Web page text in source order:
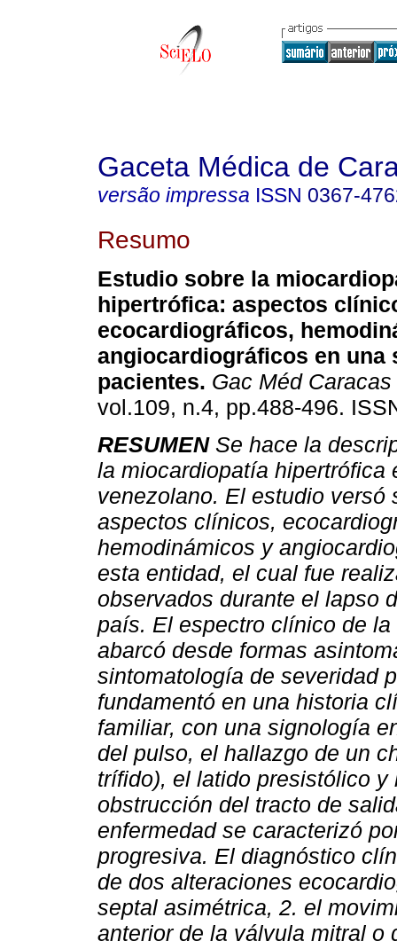
Gaceta Médica de
versão impressa ISSN 0367-
Resumo
Estudio sobre la
hipertrófica: aspectos
ecocardiográficos,
angiocardiográficos en una
pacientes. Gac Méd Caracas
vol.109, n.4, pp.488-496.
RESUMEN Se hace la
la miocardiopatía hipertrófica
venezolano. El estudio versó
aspectos clínicos,
hemodinámicos y
esta entidad, el cual fue
observados durante el lapso
país. El espectro clínico de
abarcó desde formas
sintomatología de severidad
fundamentó en una historia
familiar, con una signología
del pulso, el hallazgo de un
trífido), el latido presistólico
obstrucción del tracto de
enfermedad se caracterizó
progresiva. El diagnóstico
de dos alteraciones
septal asimétrica, 2. el
anterior de la válvula mitral o